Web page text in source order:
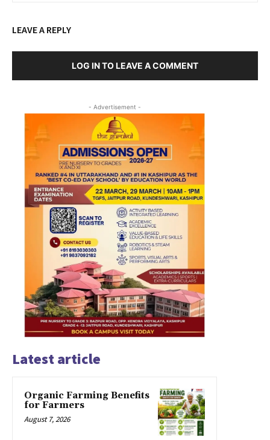
LEAVE A REPLY
LOG IN TO LEAVE A COMMENT
- Advertisement -
Latest article
Organic Farming Benefits
for Farmers
August 7, 2026